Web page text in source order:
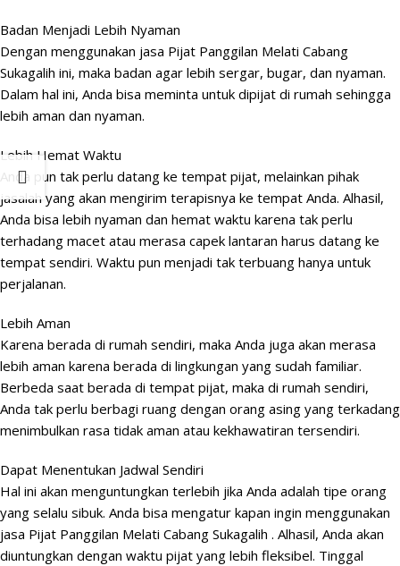
Badan Menjadi Lebih Nyaman
Dengan menggunakan jasa Pijat Panggilan Melati Cabang
Sukagalih ini, maka badan agar lebih sergar, bugar, dan nyaman.
Dalam hal ini, Anda bisa meminta untuk dipijat di rumah sehingga
lebih aman dan nyaman.
Lebih Hemat Waktu
Anda pun tak perlu datang ke tempat pijat, melainkan pihak
jasalah yang akan mengirim terapisnya ke tempat Anda. Alhasil,
Anda bisa lebih nyaman dan hemat waktu karena tak perlu
terhadang macet atau merasa capek lantaran harus datang ke
tempat sendiri. Waktu pun menjadi tak terbuang hanya untuk
perjalanan.
Lebih Aman
Karena berada di rumah sendiri, maka Anda juga akan merasa
lebih aman karena berada di lingkungan yang sudah familiar.
Berbeda saat berada di tempat pijat, maka di rumah sendiri,
Anda tak perlu berbagi ruang dengan orang asing yang terkadang
menimbulkan rasa tidak aman atau kekhawatiran tersendiri.
Dapat Menentukan Jadwal Sendiri
Hal ini akan menguntungkan terlebih jika Anda adalah tipe orang
yang selalu sibuk. Anda bisa mengatur kapan ingin menggunakan
jasa Pijat Panggilan Melati Cabang Sukagalih . Alhasil, Anda akan
diuntungkan dengan waktu pijat yang lebih fleksibel. Tinggal